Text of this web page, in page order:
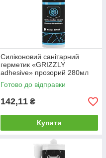
Силіконовий санітарний
герметик «GRIZZLY
adhesive» прозорий 280мл
Готово до відправки
142,11 ₴
Купити